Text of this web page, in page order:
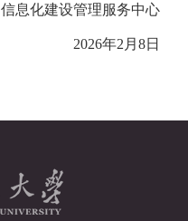
信息化建设管理服务中心
2026年2月8日